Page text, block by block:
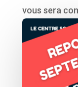
vous sera